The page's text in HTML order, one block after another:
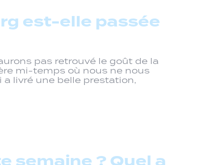
est-elle passée
pas retrouvé le goût de la
mi-temps où nous ne nous
livré une belle prestation,